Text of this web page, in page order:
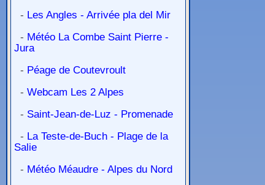
- Les Angles - Arrivée pla del Mir
- Météo La Combe Saint Pierre -
Jura
- Péage de Coutevroult
- Webcam Les 2 Alpes
- Saint-Jean-de-Luz - Promenade
- La Teste-de-Buch - Plage de la
Salie
- Météo Méaudre - Alpes du Nord